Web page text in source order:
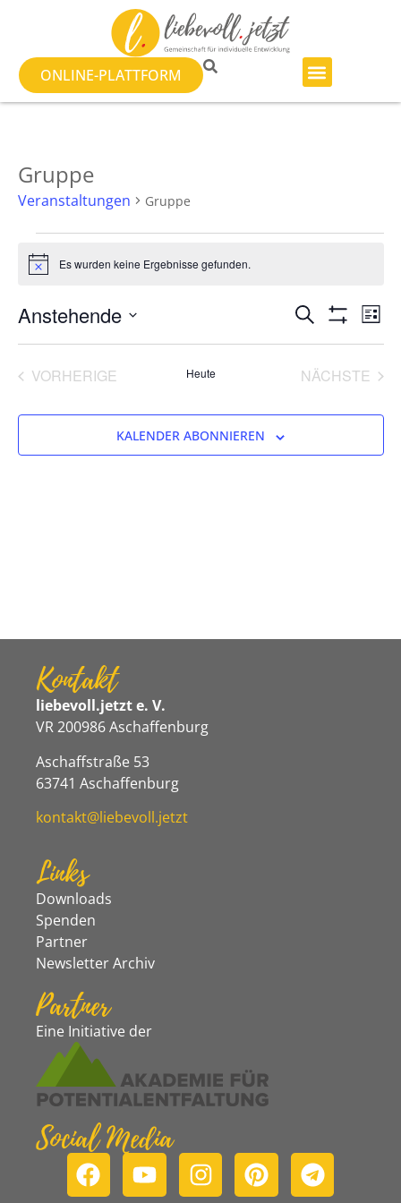
ONLINE-PLATTFORM
Gruppe
Veranstaltungen Gruppe
HinweisEs wurden keine Ergebnisse gefunden.
Suche
und
SUCHE LISTE
Anstehende
wählen.
VORHERIGE VERANSTALTUNGEN
Heute NÄCHSTE
KALENDER ABONNIEREN
Kontakt
liebevoll.jetzt e. V.
VR 200986 Aschaffenburg
Aschaffstraße 53
63741 Aschaffenburg
kontakt@liebevoll.jetzt
Links
Downloads
Spenden
Partner
Newsletter Archiv
Partner
Eine Initiative der
Social Media